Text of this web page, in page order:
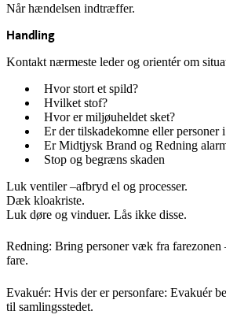
Når hændelsen indtræffer.
Handling
Kontakt nærmeste leder og orientér om
Hvor stort et spild?
Hvilket stof?
Hvor er miljøuheldet sket?
Er der tilskadekomne eller personer
Er Midtjysk Brand og Redning
Stop og begræns skaden
Luk ventiler –afbryd el og processer.
Dæk kloakriste.
Luk døre og vinduer. Lås ikke disse.
Redning: Bring personer væk fra
fare.
Evakuér: Hvis der er personfare: Evakuér
til samlingsstedet.